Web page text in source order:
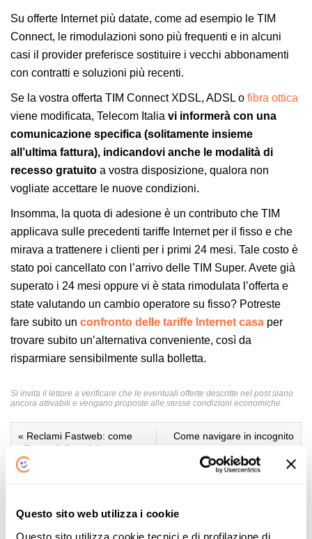
Questo sito web utilizza i cookie
Questo sito utilizza cookie tecnici e di profilazione di
Su offerte Internet più datate, come ad esempio le TIM
Connect, le rimodulazioni sono più frequenti e in alcuni
casi il provider preferisce sostituire i vecchi abbonamenti
con contratti e soluzioni più recenti.
Se la vostra offerta TIM Connect XDSL, ADSL o fibra ottica
viene modificata, Telecom Italia vi informerà con una
comunicazione specifica (solitamente insieme
all’ultima fattura), indicandovi anche le modalità di
recesso gratuito a vostra disposizione, qualora non
vogliate accettare le nuove condizioni.
Insomma, la quota di adesione è un contributo che TIM
applicava sulle precedenti tariffe Internet per il fisso e che
mirava a trattenere i clienti per i primi 24 mesi. Tale costo è
stato poi cancellato con l’arrivo delle TIM Super. Avete già
superato i 24 mesi oppure vi è stata rimodulata l’offerta e
state valutando un cambio operatore su fisso? Potreste
fare subito un confronto delle tariffe Internet casa per
trovare subito un’alternativa conveniente, così da
risparmiare sensibilmente sulla bolletta.
Si invita il lettore a verificare che le eventuali offerte descritte nel post siano
ancora attivabili e vengano proposte alle stesse condizioni economiche
« Reclami Fastweb: come
effettuarli, il modulo
necessario e l’iter
Come navigare in incognito